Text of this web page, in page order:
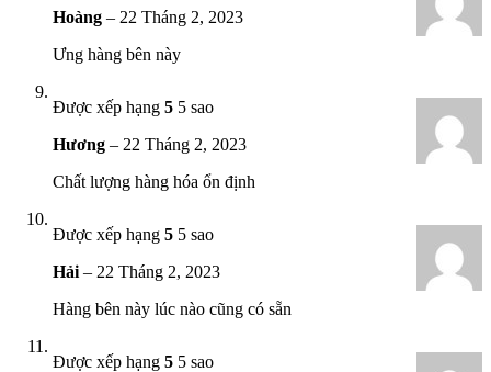
Hoàng – 22 Tháng 2, 2023
Ưng hàng bên này
Được xếp hạng 5 5 sao
Hương – 22 Tháng 2, 2023
Chất lượng hàng hóa ổn định
Được xếp hạng 5 5 sao
Hải – 22 Tháng 2, 2023
Hàng bên này lúc nào cũng có sẵn
Được xếp hạng 5 5 sao